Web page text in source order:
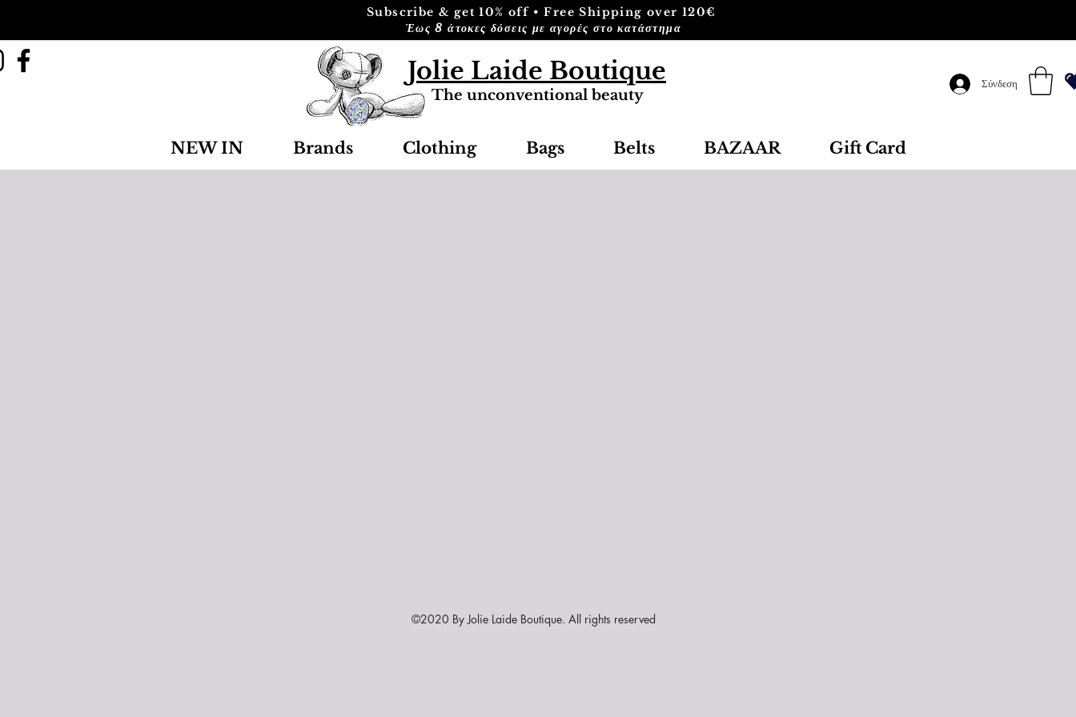
Subscribe & get 10% off • Free Shipping over 120€
Έως 8 άτοκες δόσεις με αγορές στο κατάστημα
Jolie Laide Boutique
The unconventional beauty
Σύνδεση
NEW IN Brands Clothing Bags Belts BAZAAR Gift Card
©2020 By Jolie Laide Boutique. All rights reserved